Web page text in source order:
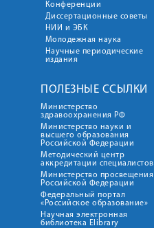
Конференции
Диссертационные советы
НИИ и ЭБК
Молодежная наука
Научные периодические
издания
ПОЛЕЗНЫЕ ССЫЛКИ
Министерство
здравоохранения РФ
Министерство науки и
высшего образования
Российской Федерации
Методический центр
аккредитации специалистов
Министерство просвещения
Российской Федерации
Федеральный портал
«Российское образование»
Научная электронная
библиотека Elibrary